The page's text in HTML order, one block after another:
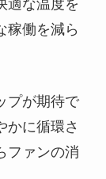
適な温度を
稼働を減ら
プが期待で
かに循環さ
ファンの消